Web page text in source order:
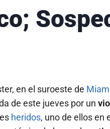
en el suroeste de
de este jueves por un
heridos, uno de ellos en